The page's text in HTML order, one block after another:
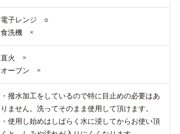
電子レンジ ○
食洗機 ×
直火 ×
オーブン ×
・撥水加工をしているので特に目止めの必要はあ
りません。洗ってそのまま使用して頂けます。
・使用し始めはしばらく水に浸してからお使い頂